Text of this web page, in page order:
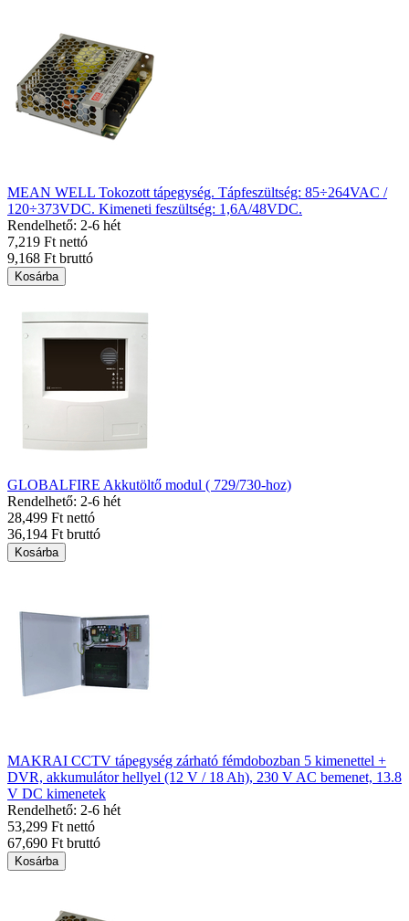
MEAN WELL Tokozott tápegység. Tápfeszültség: 85÷264VAC /
120÷373VDC. Kimeneti feszültség: 1,6A/48VDC.
Rendelhető: 2-6 hét
7,219 Ft nettó
9,168 Ft bruttó
Kosárba
GLOBALFIRE Akkutöltő modul ( 729/730-hoz)
Rendelhető: 2-6 hét
28,499 Ft nettó
36,194 Ft bruttó
Kosárba
MAKRAI CCTV tápegység zárható fémdobozban 5 kimenettel +
DVR, akkumulátor hellyel (12 V / 18 Ah), 230 V AC bemenet, 13.8
V DC kimenetek
Rendelhető: 2-6 hét
53,299 Ft nettó
67,690 Ft bruttó
Kosárba